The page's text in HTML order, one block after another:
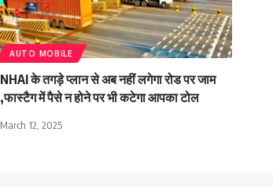
AUTO MOBILE
NHAI के तगड़े प्लान से अब नहीं लगेगा रोड पर जाम
,फास्टैग में पैसे न होने पर भी कटेगा आपका टोल
March 12, 2025